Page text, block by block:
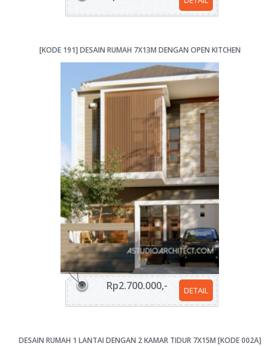
[KODE 191] DESAIN RUMAH 7X13M DENGAN OPEN KITCHEN
DETAIL
Rp2.700.000,-
DESAIN RUMAH 1 LANTAI DENGAN 2 KAMAR TIDUR 7X15M [KODE 002A]